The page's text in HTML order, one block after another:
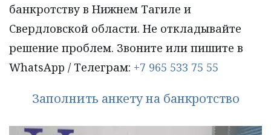
банкротству в Нижнем Тагиле и
Свердловской области. Не откладывайте
решение проблем. Звоните или пишите в
WhatsApp / Телеграм: +7 965 533 75 55
Заполнить анкету на банкротство